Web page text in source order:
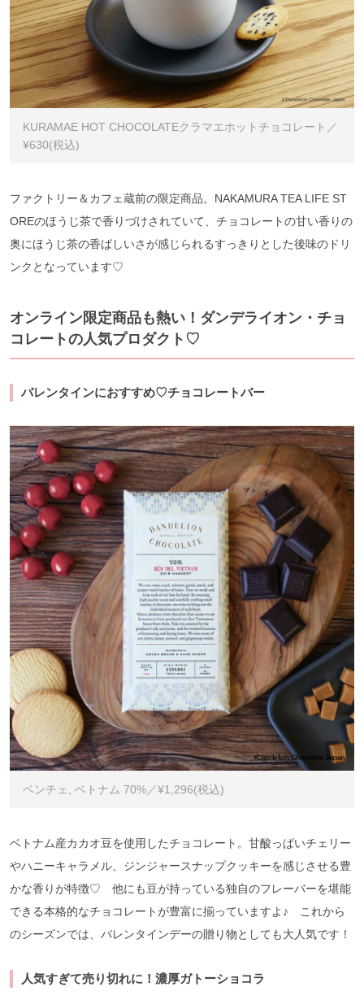
KURAMAE HOT CHOCOLATEクラマエホットチョコレート／
¥630(税込)
ファクトリー＆カフェ蔵前の限定商品。NAKAMURA TEA LIFE ST
OREのほうじ茶で香りづけされていて、チョコレートの甘い香りの
奥にほうじ茶の香ばしいさが感じられるすっきりとした後味のドリ
ンクとなっています♡
オンライン限定商品も熱い！ダンデライオン・チョ
コレートの人気プロダクト♡
バレンタインにおすすめ♡チョコレートバー
ベンチェ, ベトナム 70%／¥1,296(税込)
ベトナム産カカオ豆を使用したチョコレート。甘酸っぱいチェリー
やハニーキャラメル、ジンジャースナップクッキーを感じさせる豊
かな香りが特徴♡ 他にも豆が持っている独自のフレーバーを堪能
できる本格的なチョコレートが豊富に揃っていますよ♪ これから
のシーズンでは、バレンタインデーの贈り物としても大人気です！
人気すぎて売り切れに！濃厚ガトーショコラ